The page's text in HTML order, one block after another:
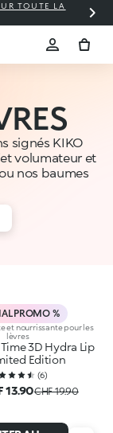
TOUTE LA
signés KIKO
volumateur et
nos baumes
PROMO %
et nourrissante pour les
lèvres
3D Hydra Lip
Edition
(6)
13.90CHF 19.90